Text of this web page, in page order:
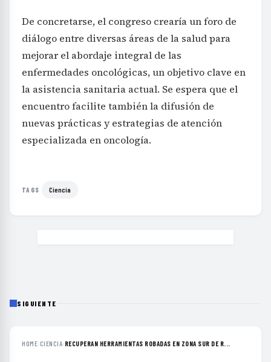
De concretarse, el congreso crearía un foro de
diálogo entre diversas áreas de la salud para
mejorar el abordaje integral de las
enfermedades oncológicas, un objetivo clave en
la asistencia sanitaria actual. Se espera que el
encuentro facilite también la difusión de
nuevas prácticas y estrategias de atención
especializada en oncología.
TAGS Ciencia
SIGUIENTE
HOME›CIENCIA› RECUPERAN HERRAMIENTAS ROBADAS EN ZONA SUR DE R...